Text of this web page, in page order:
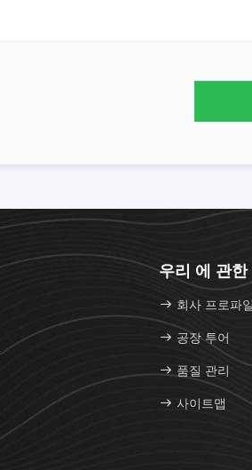
우리 에 관한
회사 프로파일
공장 투어
품질 관리
사이트맵